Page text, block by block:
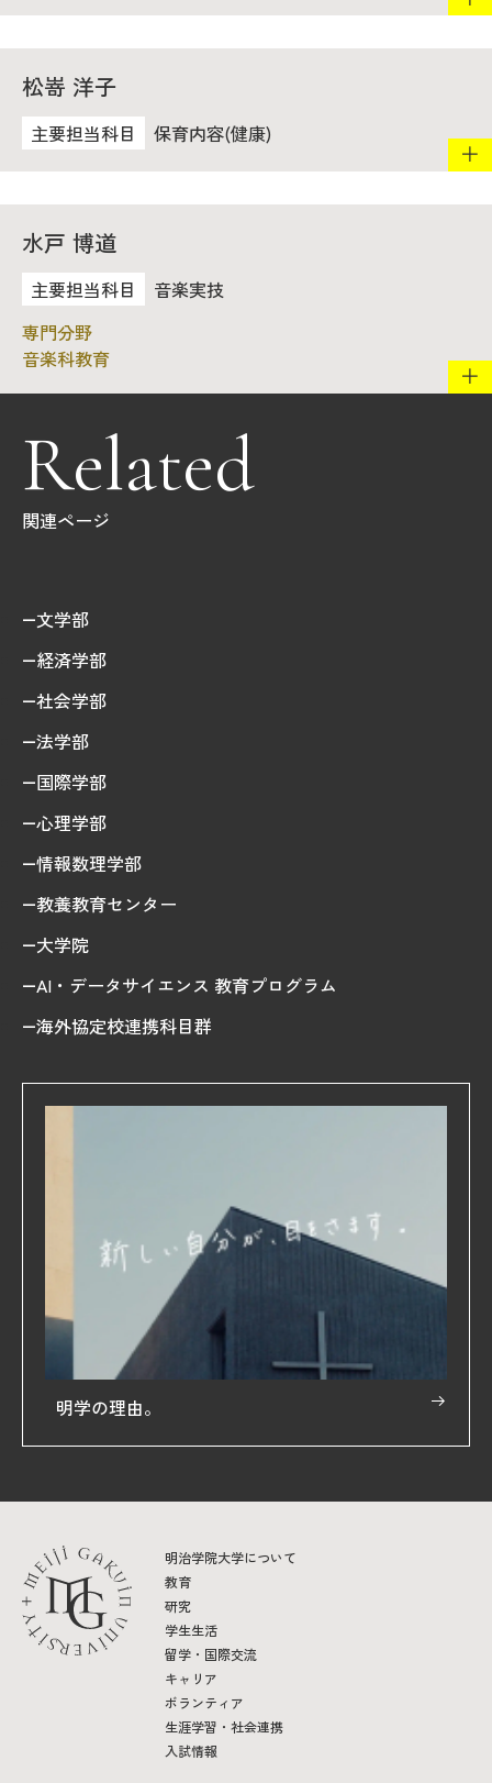
松嵜 洋子
保育内容(健康)
水戸 博道
音楽実技
音楽科教育
Related
関連ページ
文学部
経済学部
社会学部
法学部
国際学部
心理学部
情報数理学部
教養教育センター
大学院
AI・データサイエンス 教育プログラム
海外協定校連携科目群
明学の理由。
明治学院大学について
教育
研究
学生生活
留学・国際交流
キャリア
ボランティア
生涯学習・社会連携
入試情報